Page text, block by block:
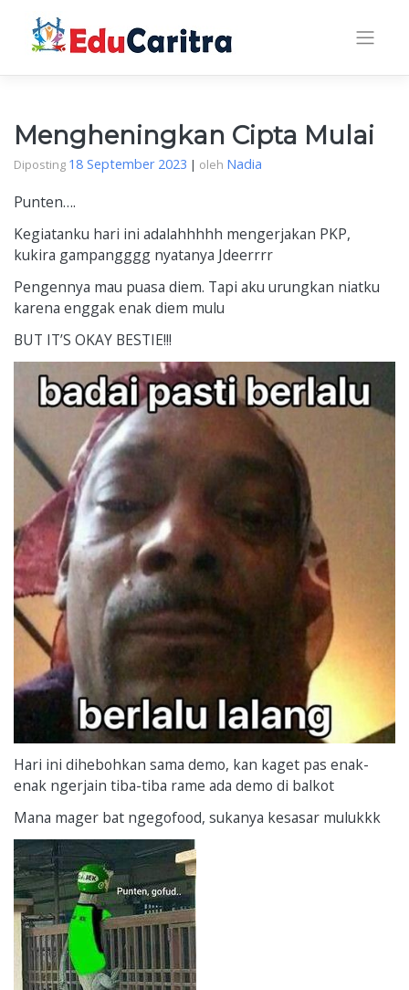
content
Mengheningkan Cipta Mulai
Diposting 18 September 2023 | oleh Nadia
Punten….
Kegiatanku hari ini adalahhhhh mengerjakan PKP,
kukira gampangggg nyatanya Jdeerrrr
Pengennya mau puasa diem. Tapi aku urungkan niatku
karena enggak enak diem mulu
BUT IT’S OKAY BESTIE!!!
Hari ini dihebohkan sama demo, kan kaget pas enak-
enak ngerjain tiba-tiba rame ada demo di balkot
Mana mager bat ngegofood, sukanya kesasar mulukkk